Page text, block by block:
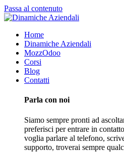
Passa al contenuto
Home
Dinamiche Aziendali
MozzOdoo
Corsi
Blog
Contatti
Parla con noi
Siamo sempre pronti ad
preferisci per entrare in
voglia parlare al telefono,
supporto, troverai sempre